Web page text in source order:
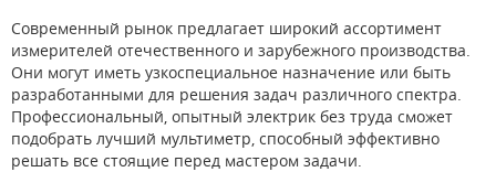
Современный рынок предлагает широкий ассортимент
измерителей отечественного и зарубежного производства.
Они могут иметь узкоспециальное назначение или быть
разработанными для решения задач различного спектра.
Профессиональный, опытный электрик без труда сможет
подобрать лучший мультиметр, способный эффективно
решать все стоящие перед мастером задачи.